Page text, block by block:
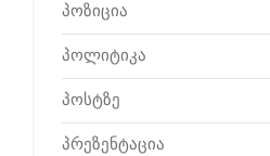
პოზიცია
პოლიტიკა
პოსტზე
პრეზენტაცია